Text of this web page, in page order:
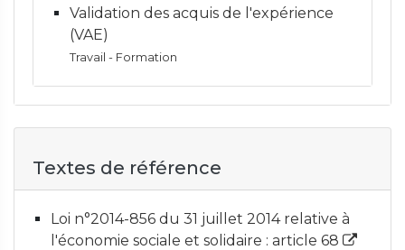
Validation des acquis de l'expérience
(VAE)
Travail - Formation
Textes de référence
Loi n°2014-856 du 31 juillet 2014 relative à
l'économie sociale et solidaire : article 68